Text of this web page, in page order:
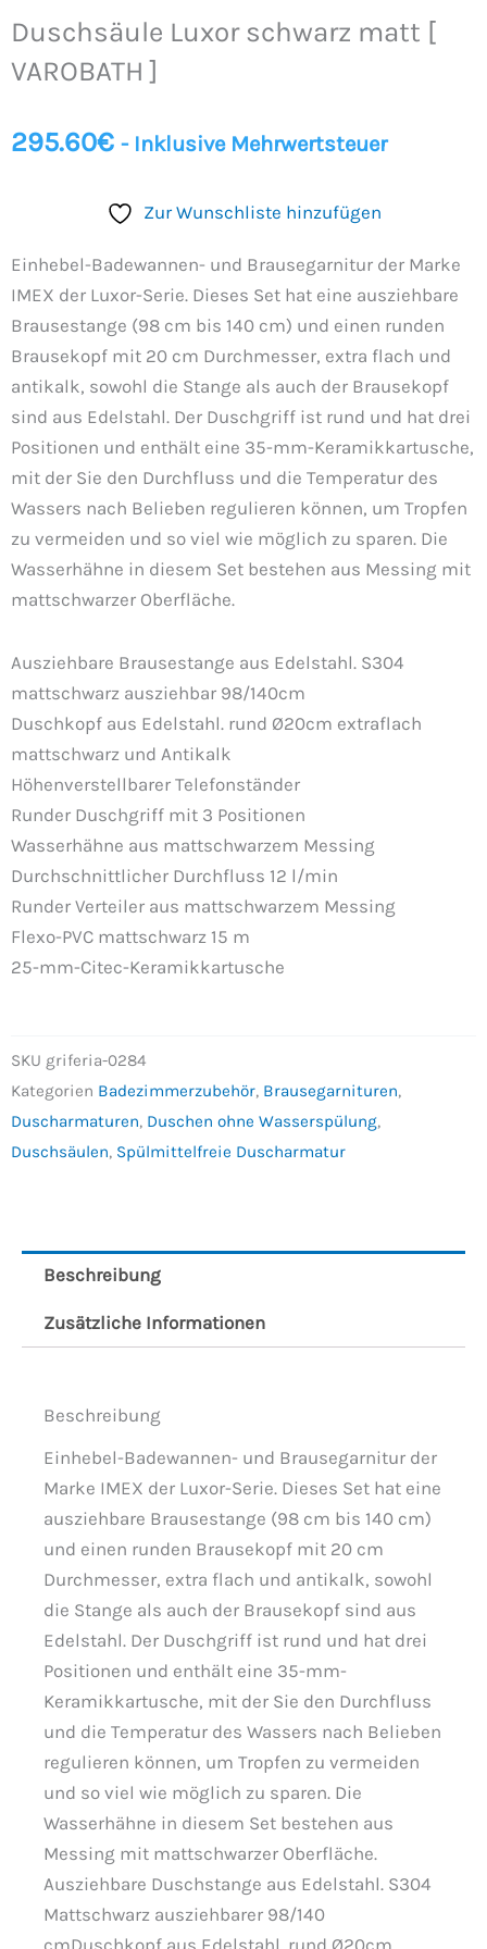
Duschsäule Luxor schwarz matt [
VAROBATH ]
295.60€ - Inklusive Mehrwertsteuer
Zur Wunschliste hinzufügen
Einhebel-Badewannen- und Brausegarnitur der Marke
IMEX der Luxor-Serie. Dieses Set hat eine ausziehbare
Brausestange (98 cm bis 140 cm) und einen runden
Brausekopf mit 20 cm Durchmesser, extra flach und
antikalk, sowohl die Stange als auch der Brausekopf
sind aus Edelstahl. Der Duschgriff ist rund und hat drei
Positionen und enthält eine 35-mm-Keramikkartusche,
mit der Sie den Durchfluss und die Temperatur des
Wassers nach Belieben regulieren können, um Tropfen
zu vermeiden und so viel wie möglich zu sparen. Die
Wasserhähne in diesem Set bestehen aus Messing mit
mattschwarzer Oberfläche.
Ausziehbare Brausestange aus Edelstahl. S304
mattschwarz ausziehbar 98/140cm
Duschkopf aus Edelstahl. rund Ø20cm extraflach
mattschwarz und Antikalk
Höhenverstellbarer Telefonständer
Runder Duschgriff mit 3 Positionen
Wasserhähne aus mattschwarzem Messing
Durchschnittlicher Durchfluss 12 l/min
Runder Verteiler aus mattschwarzem Messing
Flexo-PVC mattschwarz 15 m
25-mm-Citec-Keramikkartusche
SKU griferia-0284
Kategorien Badezimmerzubehör, Brausegarnituren,
Duscharmaturen, Duschen ohne Wasserspülung,
Duschsäulen, Spülmittelfreie Duscharmatur
matt
[
Menge
Beschreibung
Zusätzliche Informationen
Beschreibung
Einhebel-Badewannen- und Brausegarnitur der
Marke IMEX der Luxor-Serie. Dieses Set hat eine
ausziehbare Brausestange (98 cm bis 140 cm)
und einen runden Brausekopf mit 20 cm
Durchmesser, extra flach und antikalk, sowohl
die Stange als auch der Brausekopf sind aus
Edelstahl. Der Duschgriff ist rund und hat drei
Positionen und enthält eine 35-mm-
Keramikkartusche, mit der Sie den Durchfluss
und die Temperatur des Wassers nach Belieben
regulieren können, um Tropfen zu vermeiden
und so viel wie möglich zu sparen. Die
Wasserhähne in diesem Set bestehen aus
Messing mit mattschwarzer Oberfläche.
Ausziehbare Duschstange aus Edelstahl. S304
Mattschwarz ausziehbarer 98/140